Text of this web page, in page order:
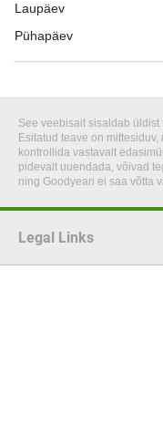
Laupäev
Pühapäev
See veebisait sisaldab
Esitatud teave on
kontrollida vastavalt
pidevalt uuendada, võivad
ning Goodyeari ei saa võtta
Legal Links